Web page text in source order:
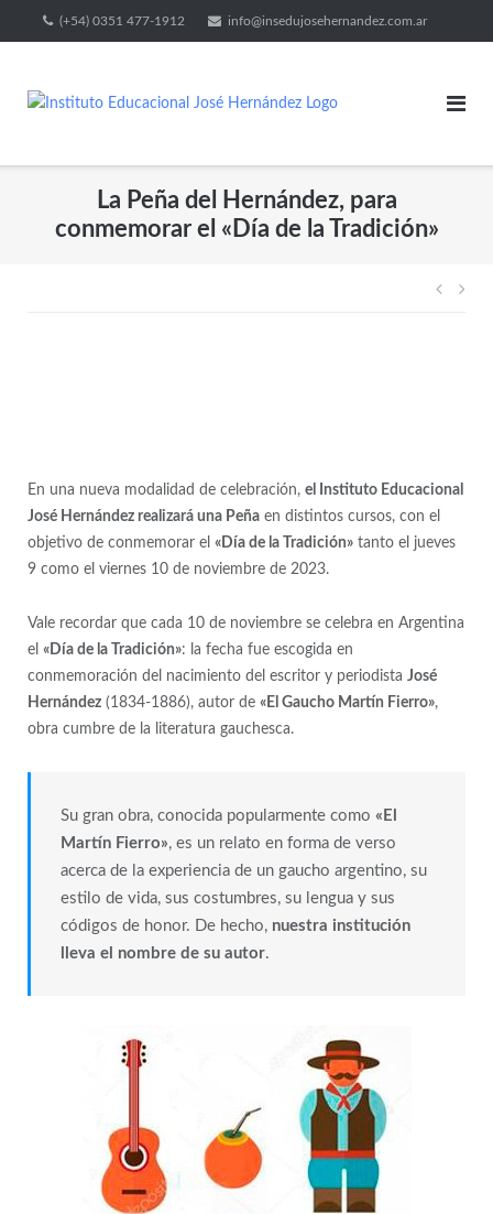
(+54) 0351 477-1912 info@insedujosehernandez.com.ar
La Peña del Hernández, para
conmemorar el «Día de la Tradición»
En una nueva modalidad de celebración, el Instituto Educacional
José Hernández realizará una Peñaen distintos cursos, con el
objetivo de conmemorar el «Día de la Tradición»tanto el jueves
9 como el viernes 10 de noviembre de 2023.
Vale recordar que cada 10 de noviembre se celebra en Argentina
el «Día de la Tradición»: la fecha fue escogida en
conmemoración del nacimiento del escritor y periodista José
Hernández(1834-1886), autor de «El Gaucho Martín Fierro»,
obra cumbre de la literatura gauchesca.
Su gran obra, conocida popularmente como «El
Martín Fierro», es un relato en forma de verso
acerca de la experiencia de un gaucho argentino, su
estilo de vida, sus costumbres, su lengua y sus
códigos de honor. De hecho, nuestra institución
lleva el nombre de su autor.